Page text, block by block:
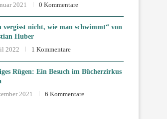
2021
0 Kommentare
vergisst nicht, wie man schwimmt“ von
Huber
2022
1 Kommentare
Rügen: Ein Besuch im Bücherzirkus
2021
6 Kommentare